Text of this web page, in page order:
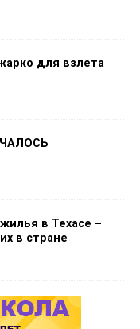
для взлета
в Техасе –
в стране